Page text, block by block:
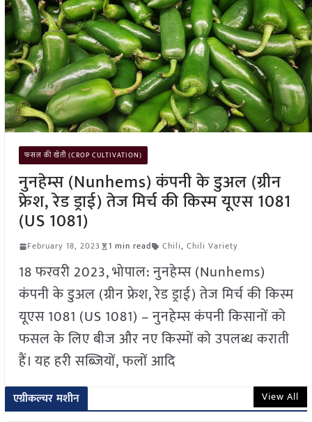
फसल की खेती (CROP CULTIVATION)
नुनहेम्स (Nunhems) कंपनी के डुअल (ग्रीन
फ्रेश, रेड ड्राई) तेज मिर्च की किस्म यूएस 1081
(US 1081)
February 18, 2023 1 min read Chili, Chili Variety
18 फरवरी 2023, भोपाल: नुनहेम्स (Nunhems)
कंपनी के डुअल (ग्रीन फ्रेश, रेड ड्राई) तेज मिर्च की किस्म
यूएस 1081 (US 1081) – नुनहेम्स कंपनी किसानों को
फसल के लिए बीज और नए किस्मों को उपलब्ध कराती
हैं। यह हरी सब्जियों, फलों आदि
एग्रीकल्चर मशीन View All